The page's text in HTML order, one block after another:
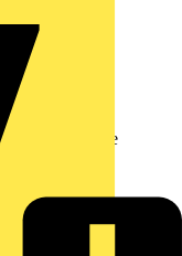
stets aktuelle